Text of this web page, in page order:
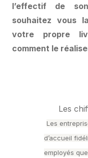
l’effectif de
souhaitez vous
votre propre
comment le
Les
Les
d’accueil
employés